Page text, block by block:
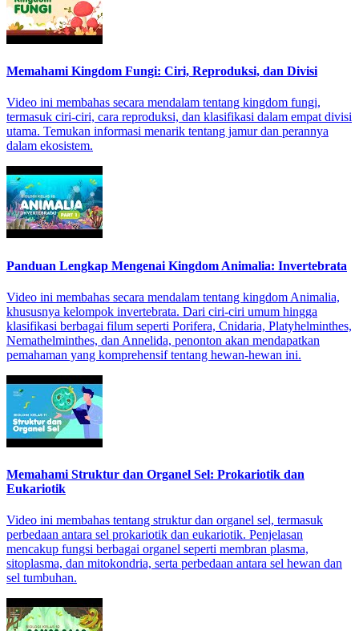
Memahami Kingdom Fungi: Ciri, Reproduksi, dan Divisi
Video ini membahas secara mendalam tentang kingdom fungi,
termasuk ciri-ciri, cara reproduksi, dan klasifikasi dalam empat divisi
utama. Temukan informasi menarik tentang jamur dan perannya
dalam ekosistem.
Panduan Lengkap Mengenai Kingdom Animalia: Invertebrata
Video ini membahas secara mendalam tentang kingdom Animalia,
khususnya kelompok invertebrata. Dari ciri-ciri umum hingga
klasifikasi berbagai filum seperti Porifera, Cnidaria, Platyhelminthes,
Nemathelminthes, dan Annelida, penonton akan mendapatkan
pemahaman yang komprehensif tentang hewan-hewan ini.
Memahami Struktur dan Organel Sel: Prokariotik dan
Eukariotik
Video ini membahas tentang struktur dan organel sel, termasuk
perbedaan antara sel prokariotik dan eukariotik. Penjelasan
mencakup fungsi berbagai organel seperti membran plasma,
sitoplasma, dan mitokondria, serta perbedaan antara sel hewan dan
sel tumbuhan.